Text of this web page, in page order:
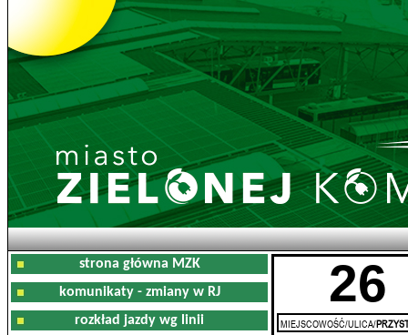
strona główna MZK
komunikaty - zmiany w RJ
rozkład jazdy wg linii
26
MIEJSCOWOŚĆ/ULICA/